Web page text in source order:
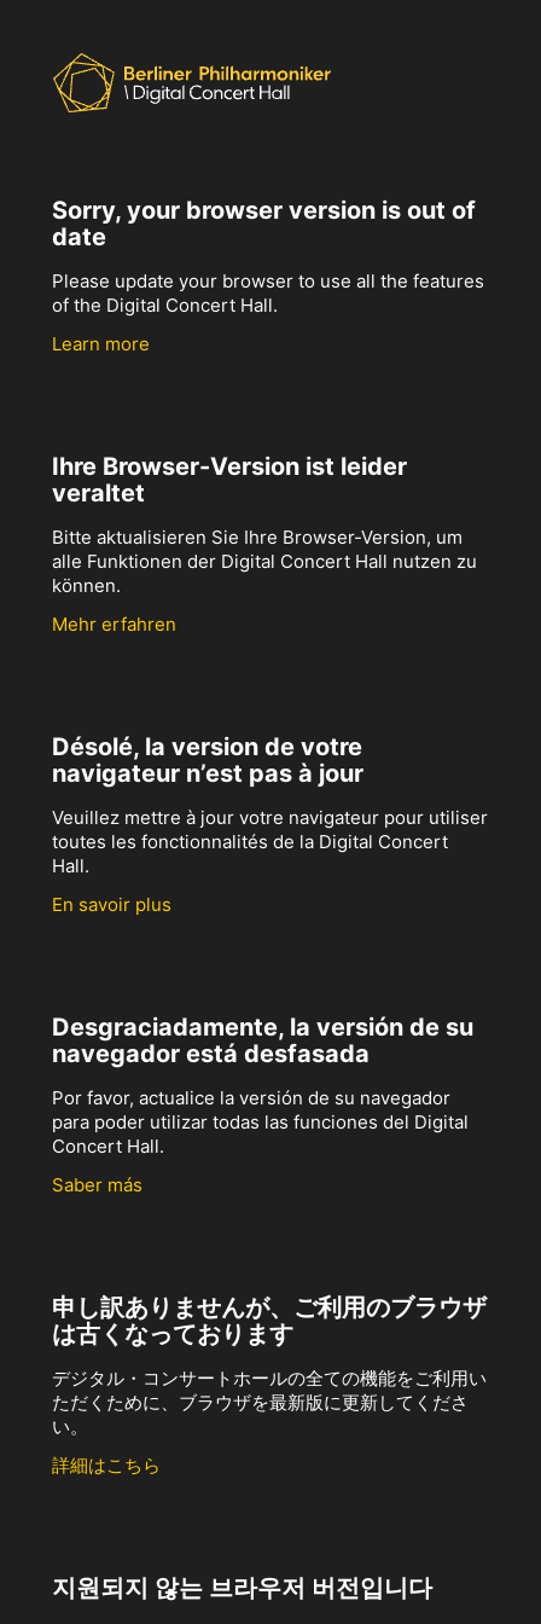
Sorry, your browser version is out of
date
Please update your browser to use all the features
of the Digital Concert Hall.
Learn more
Ihre Browser-Version ist leider
veraltet
Bitte aktualisieren Sie Ihre Browser-Version, um
alle Funktionen der Digital Concert Hall nutzen zu
können.
Mehr erfahren
Désolé, la version de votre
navigateur n’est pas à jour
Veuillez mettre à jour votre navigateur pour utiliser
toutes les fonctionnalités de la Digital Concert
Hall.
En savoir plus
Desgraciadamente, la versión de su
navegador está desfasada
Por favor, actualice la versión de su navegador
para poder utilizar todas las funciones del Digital
Concert Hall.
Saber más
申し訳ありませんが、ご利用のブラウザ
は古くなっております
デジタル・コンサートホールの全ての機能をご利用い
ただくために、ブラウザを最新版に更新してくださ
い。
詳細はこちら
지원되지 않는 브라우저 버전입니다